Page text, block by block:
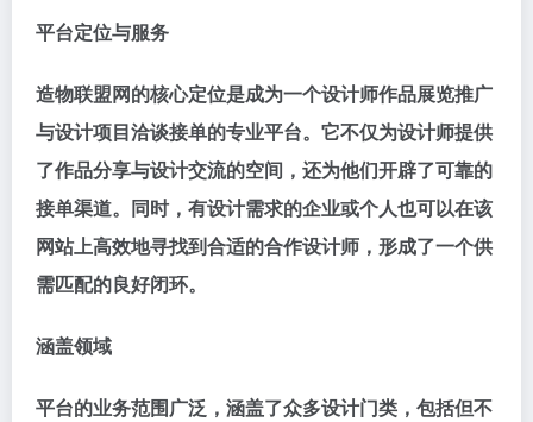
平台定位与服务
造物联盟网的核心定位是成为一个设计师作品展览推广
与设计项目洽谈接单的专业平台。它不仅为设计师提供
了作品分享与设计交流的空间，还为他们开辟了可靠的
接单渠道。同时，有设计需求的企业或个人也可以在该
网站上高效地寻找到合适的合作设计师，形成了一个供
需匹配的良好闭环。
涵盖领域
平台的业务范围广泛，涵盖了众多设计门类，包括但不